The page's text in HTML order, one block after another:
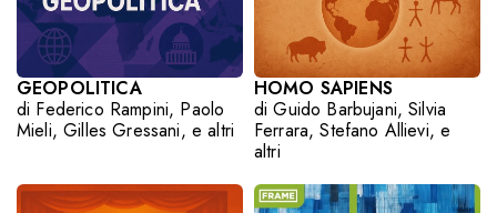
GEOPOLITICA
di Federico Rampini, Paolo
Mieli,Gilles Gressani, e altri
HOMO SAPIENS
diGuido Barbujani,Silvia
Ferrara,Stefano Allievi,e
altri